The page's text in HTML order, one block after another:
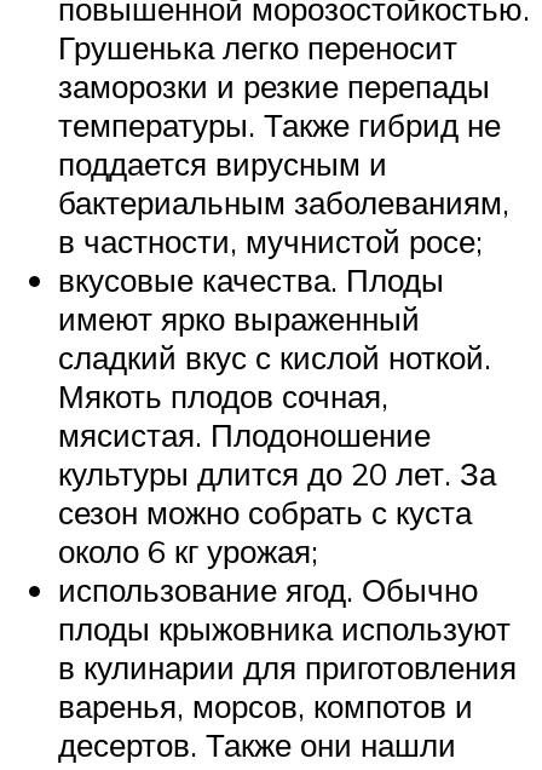
повышенной морозостойкостью.
Грушенька легко переносит
заморозки и резкие перепады
температуры. Также гибрид не
поддается вирусным и
бактериальным заболеваниям,
в частности, мучнистой росе;
вкусовые качества. Плоды
имеют ярко выраженный
сладкий вкус с кислой ноткой.
Мякоть плодов сочная,
мясистая. Плодоношение
культуры длится до 20 лет. За
сезон можно собрать с куста
около 6 кг урожая;
использование ягод. Обычно
плоды крыжовника используют
в кулинарии для приготовления
варенья, морсов, компотов и
десертов. Также они нашли